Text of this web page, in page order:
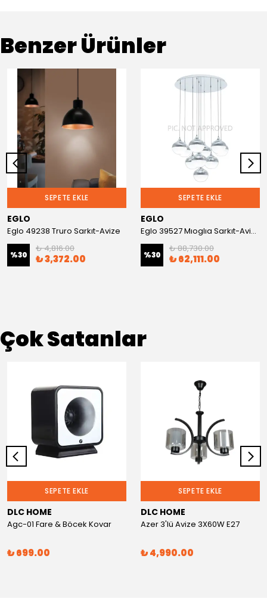
Benzer Ürünler
SEPETE EKLE
EGLO
Eglo 49238 Truro Sarkıt-Avize
%30
₺ 4,816.00
₺ 3,372.00
SEPETE EKLE
EGLO
Eglo 39527 Mıoglıa Sarkıt-Avize
%30
₺ 88,730.00
₺ 62,111.00
Çok Satanlar
SEPETE EKLE
DLC HOME
Agc-01 Fare & Böcek Kovar
₺ 699.00
SEPETE EKLE
DLC HOME
Azer 3'lü Avize 3X60W E27
₺ 4,990.00